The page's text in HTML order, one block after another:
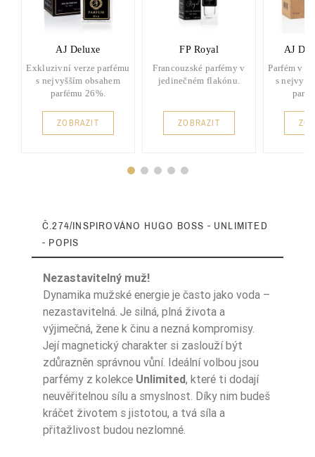
AJ Deluxe
Exkluzivní verze parfému
s nejvyšším obsahem
parfému 26%.
ZOBRAZIT
FP Royal
Francouzské parfémy v
jedinečném flakónu.
ZOBRAZIT
AJ
Parfém v
s
Č.274/INSPIROVÁNO HUGO BOSS - UNLIMITED
- POPIS
Nezastavitelný muž!
Dynamika mužské energie je často jako voda –
nezastavitelná. Je silná, plná života a
výjimečná, žene k činu a nezná kompromisy.
Její magnetický charakter si zaslouží být
zdůrazněn správnou vůní. Ideální volbou jsou
parfémy z kolekce Unlimited, které ti dodají
neuvěřitelnou sílu a smyslnost. Díky nim budeš
kráčet životem s jistotou, a tvá síla a
přitažlivost budou nezlomné.
Typ Zapachu Aromatyczny
Pora Roku Lato
Nuty Głowy mięta
Nuty Głowy liść fiołka